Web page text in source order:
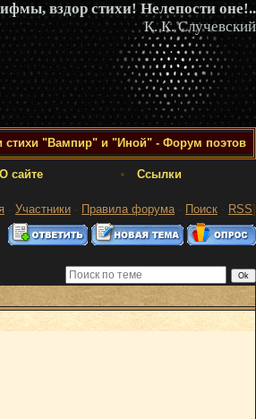
вздор стихи! Нелепости оне!..
К. К. Случевский
стихи "Вампир" и "Иной" - Форум поэтов
О сайте Ссылки
· Участники · Правила форума· Поиск · RSS]